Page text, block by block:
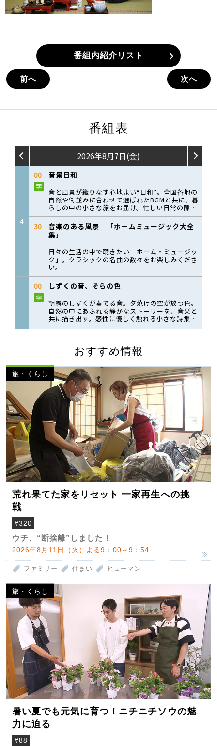
番組内紹介リスト
前へ 次へ
番組表
おすすめ情報
旅・くらし
荒れ果てた家をリセット 一家再生への挑
戦
#320
ウチ、“断捨離”しました！
2026年8月11日（火）よる9：00～9：54
ファミリー 住まい ヒューマン
旅・くらし
暑い夏でも元気に育つ！ニチニチソウの魅
力に迫る
#88